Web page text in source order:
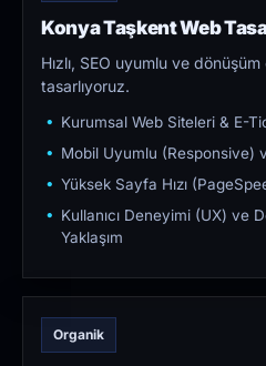
Konya Taşkent Web
Hızlı, SEO uyumlu ve
tasarlıyoruz.
Kurumsal Web Siteleri & E-
Mobil Uyumlu (Responsive)
Yüksek Sayfa Hızı
Kullanıcı Deneyimi (UX) ve
Yaklaşım
Organik